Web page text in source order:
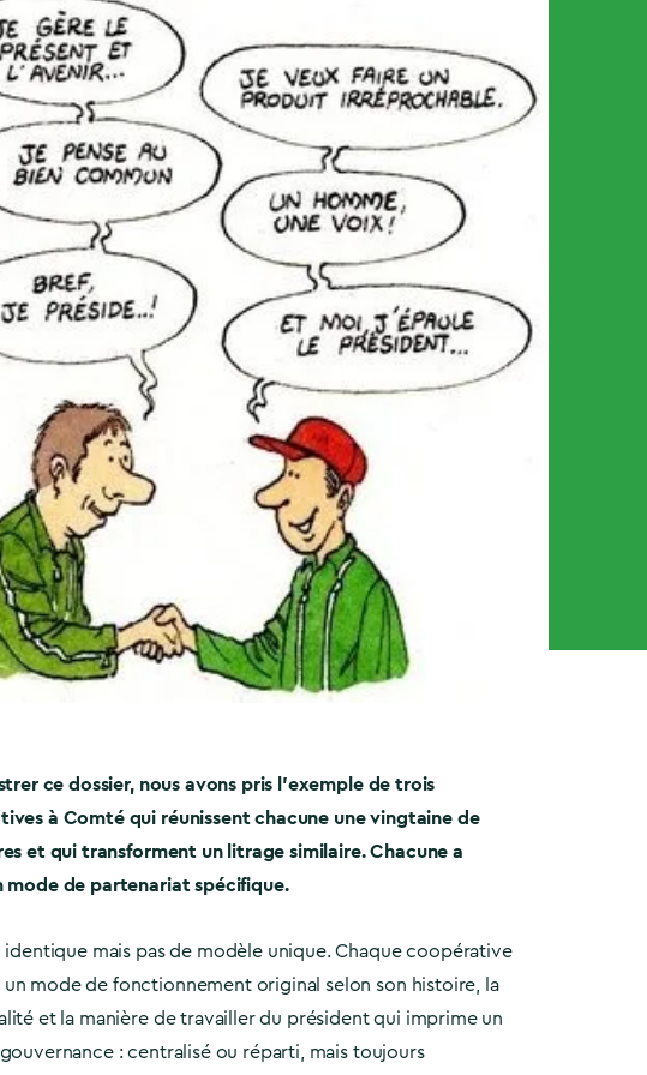
ce dossier, nous avons pris l’exemple de trois
à Comté qui réunissent chacune une vingtaine de
et qui transforment un litrage similaire. Chacune a
mode de partenariat spécifique.
identique mais pas de modèle unique. Chaque coopérative
un mode de fonctionnement original selon son histoire, la
et la manière de travailler du président qui imprime un
: centralisé ou réparti, mais toujours